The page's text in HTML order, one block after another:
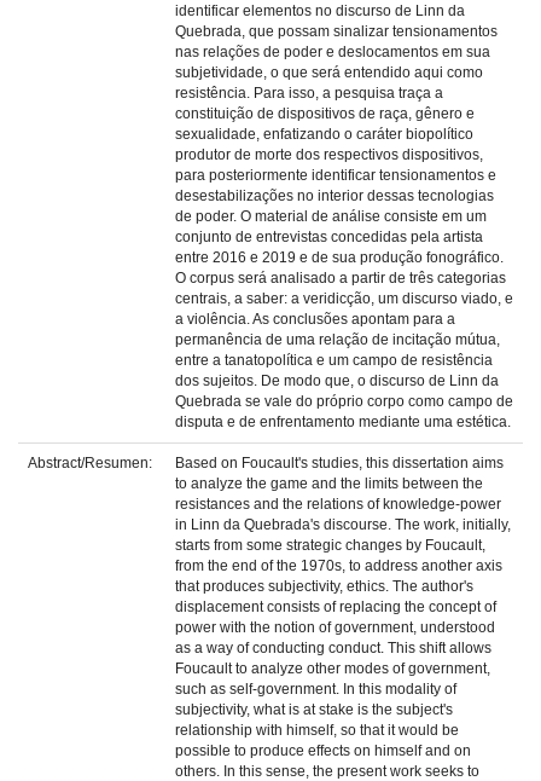
identificar elementos no discurso de Linn da
Quebrada, que possam sinalizar tensionamentos
nas relações de poder e deslocamentos em sua
subjetividade, o que será entendido aqui como
resistência. Para isso, a pesquisa traça a
constituição de dispositivos de raça, gênero e
sexualidade, enfatizando o caráter biopolítico
produtor de morte dos respectivos dispositivos,
para posteriormente identificar tensionamentos e
desestabilizações no interior dessas tecnologias
de poder. O material de análise consiste em um
conjunto de entrevistas concedidas pela artista
entre 2016 e 2019 e de sua produção fonográfico.
O corpus será analisado a partir de três categorias
centrais, a saber: a veridicção, um discurso viado, e
a violência. As conclusões apontam para a
permanência de uma relação de incitação mútua,
entre a tanatopolítica e um campo de resistência
dos sujeitos. De modo que, o discurso de Linn da
Quebrada se vale do próprio corpo como campo de
disputa e de enfrentamento mediante uma estética.
Abstract/Resumen:
Based on Foucault's studies, this dissertation aims
to analyze the game and the limits between the
resistances and the relations of knowledge-power
in Linn da Quebrada's discourse. The work, initially,
starts from some strategic changes by Foucault,
from the end of the 1970s, to address another axis
that produces subjectivity, ethics. The author's
displacement consists of replacing the concept of
power with the notion of government, understood
as a way of conducting conduct. This shift allows
Foucault to analyze other modes of government,
such as self-government. In this modality of
subjectivity, what is at stake is the subject's
relationship with himself, so that it would be
possible to produce effects on himself and on
others. In this sense, the present work seeks to